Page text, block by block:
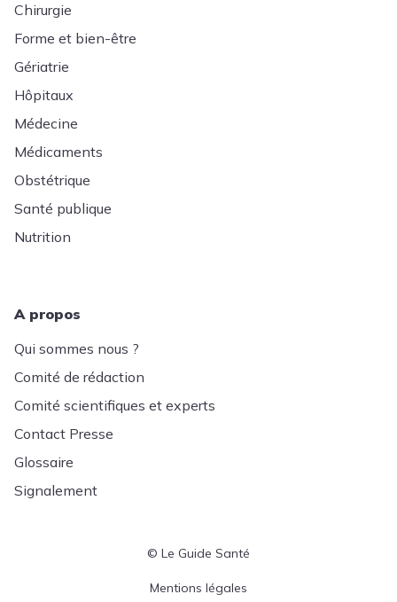
Chirurgie
Forme et bien-être
Gériatrie
Hôpitaux
Médecine
Médicaments
Obstétrique
Santé publique
Nutrition
A propos
Qui sommes nous ?
Comité de rédaction
Comité scientifiques et experts
Contact Presse
Glossaire
Signalement
© Le Guide Santé
Menu Pied de page
Mentions légales